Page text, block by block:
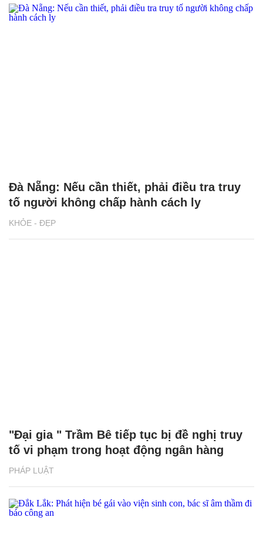
KHỎE - ĐẸP
Đà Nẵng: Nếu cần thiết, phải điều tra truy
tố người không chấp hành cách ly
PHÁP LUẬT
"Đại gia " Trầm Bê tiếp tục bị đề nghị truy
tố vi phạm trong hoạt động ngân hàng